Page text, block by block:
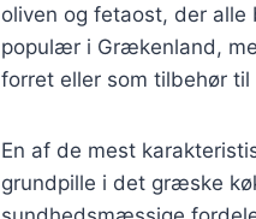
oliven og fetaost, der alle
populær i Grækenland,
forret eller som tilbehør til
En af de mest
grundpille i det græske